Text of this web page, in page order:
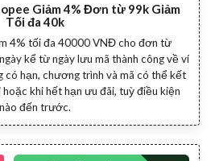
Giảm 4% Đơn từ 99k Giảm
Tối đa 40k
4% tối đa 40000 VNĐ cho đơn từ
kể từ ngày lưu mã thành công về ví
có hạn, chương trình và mã có thể kết
khi hết hạn ưu đãi, tuỳ điều kiện
nào đến trước.